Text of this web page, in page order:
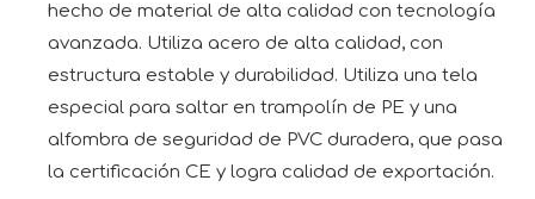
hecho de material de alta calidad con tecnología
avanzada. Utiliza acero de alta calidad, con
estructura estable y durabilidad. Utiliza una tela
especial para saltar en trampolín de PE y una
alfombra de seguridad de PVC duradera, que pasa
la certificación CE y logra calidad de exportación.